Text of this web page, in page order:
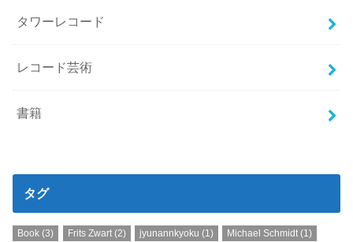
タワーレコード
レコード芸術
書籍
タグ
Book (3) Frits Zwart(2) jyunannkyoku (1) Michael Schmidt (1)